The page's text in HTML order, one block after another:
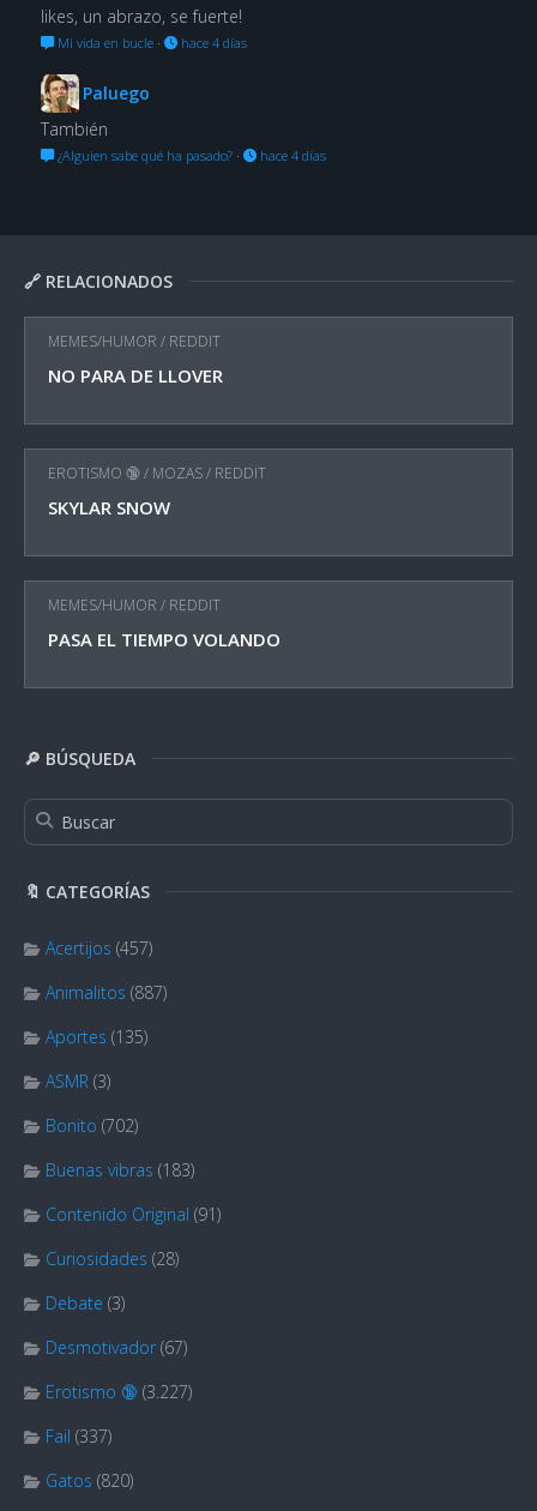
🔗 RELACIONADOS
MEMES/HUMOR / REDDIT
NO PARA DE LLOVER
EROTISMO 🔞/ MOZAS/ REDDIT
SKYLAR SNOW
MEMES/HUMOR / REDDIT
PASA EL TIEMPO VOLANDO
🔎 BÚSQUEDA
🔖 CATEGORÍAS
Acertijos (457)
Animalitos (887)
Aportes (135)
ASMR (3)
Bonito (702)
Buenas vibras (183)
Contenido Original (91)
Curiosidades (28)
Debate (3)
Desmotivador (67)
Erotismo 🔞 (3.227)
Fail (337)
Gatos (820)
likes, un abrazo, se fuerte!
Mi vida en bucle· hace 4 días
Paluego
También
¿Alguien sabe qué ha pasado?· hace 4 días